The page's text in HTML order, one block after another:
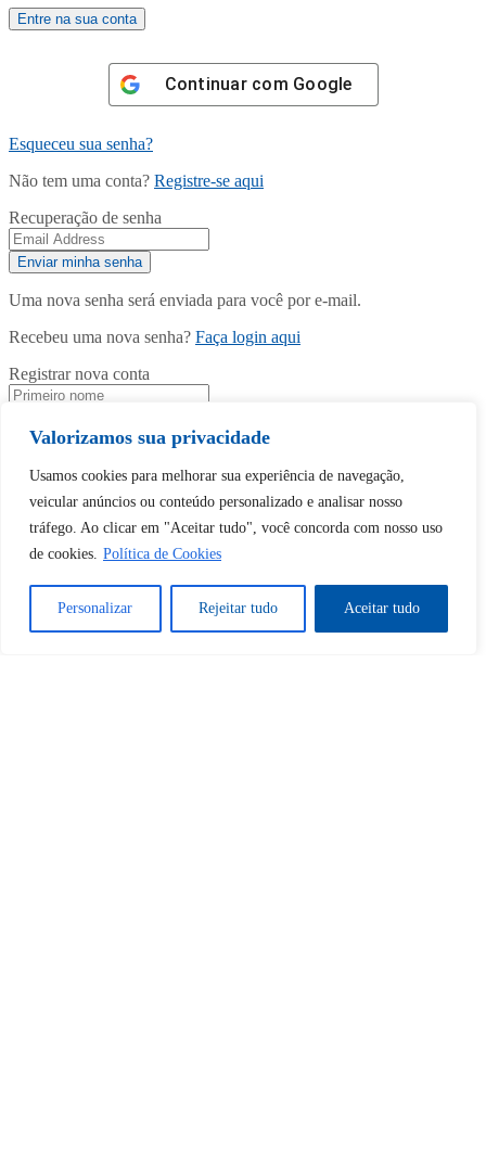
Valorizamos sua privacidade
Usamos cookies para melhorar sua experiência de navegação,
veicular anúncios ou conteúdo personalizado e analisar nosso
tráfego. Ao clicar em "Aceitar tudo", você concorda com nosso uso
de cookies. Política de Cookies
Personalizar Rejeitar tudo Aceitar tudo
Continuar com Google
Esqueceu sua senha?
Não tem uma conta? Registre-se aqui
Recuperação de senha
Uma nova senha será enviada para você por e-mail.
Recebeu uma nova senha? Faça login aqui
Registrar nova conta